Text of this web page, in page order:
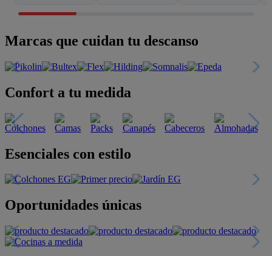
Marcas que cuidan tu descanso
Confort a tu medida
Esenciales con estilo
Oportunidades únicas